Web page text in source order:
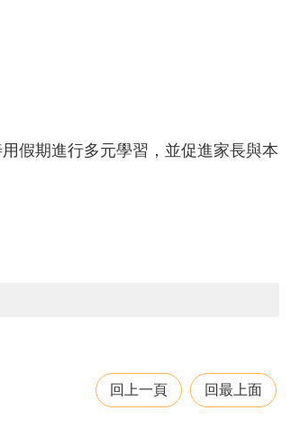
假期進行多元學習，並促進家長與本
回上一頁 回最上面